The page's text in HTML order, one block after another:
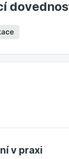
první díl
v praxi